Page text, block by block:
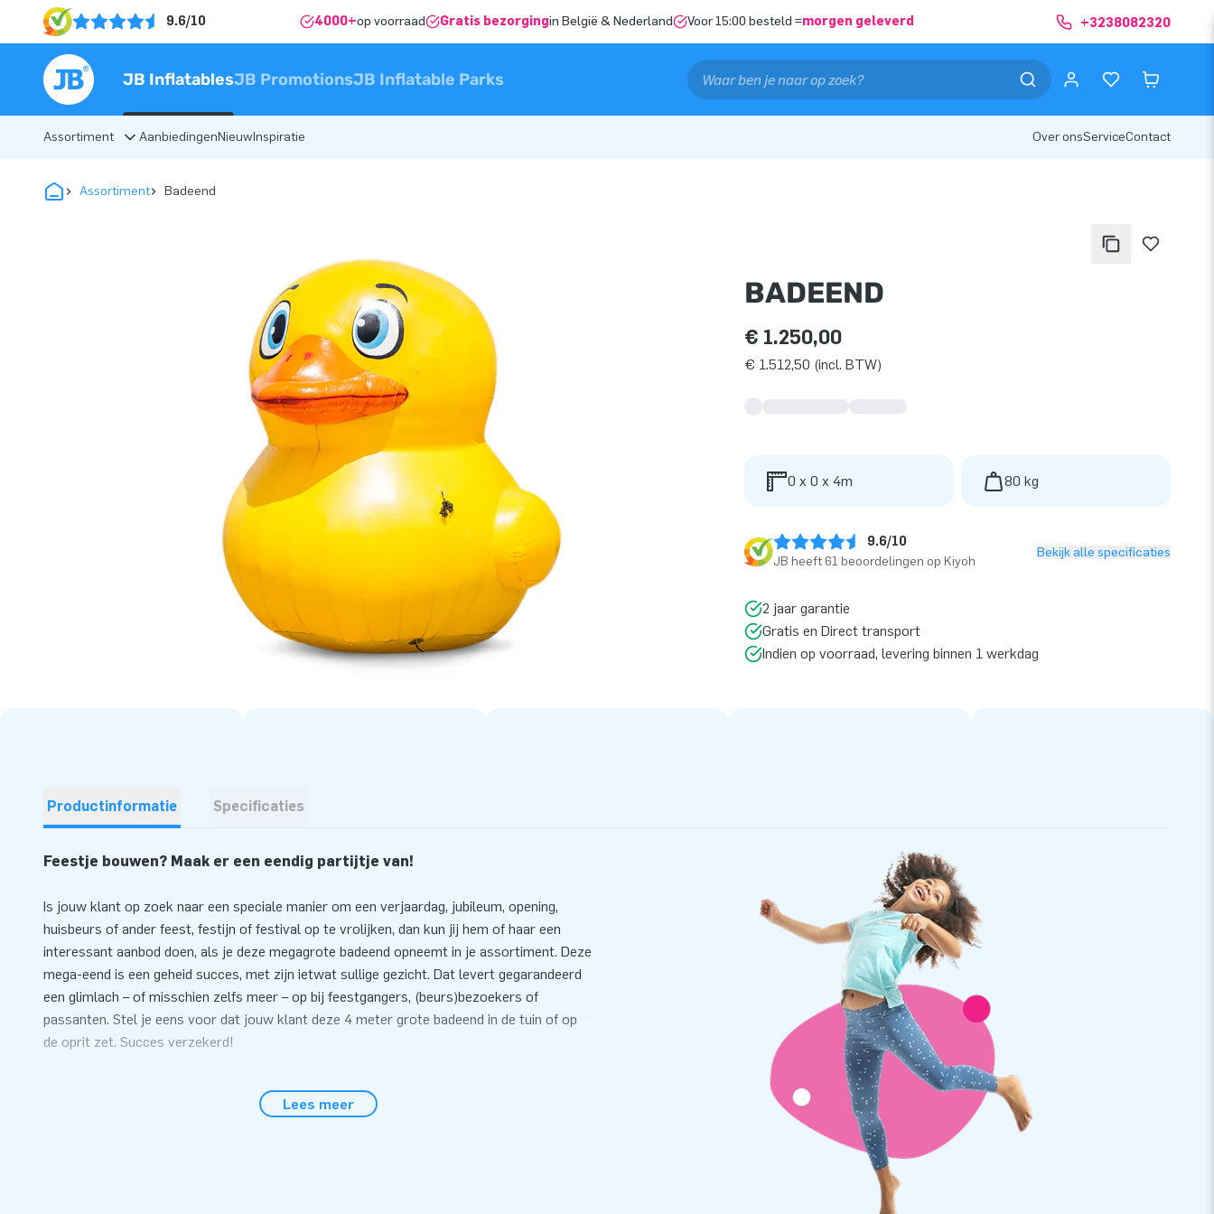
9.6/10 4000+op voorraad Gratis bezorgingin België & Nederland Voor 15:00 besteld =morgen geleverd +3238082320
JB InflatablesJB PromotionsJB Inflatable Parks
Assortiment AanbiedingenNieuwInspiratie Over onsServiceContact
Assortiment Badeend
BADEEND
€ 1.250,00
€ 1.512,50 (incl. BTW)
0 x 0 x 4m 80 kg
9.6/10
JB heeft 61 beoordelingen op Kiyoh
Bekijk alle specificaties
2 jaar garantie
Gratis en Direct transport
Indien op voorraad, levering binnen 1 werkdag
Productinformatie Specificaties
Feestje bouwen? Maak er een eendig partijtje van!
Is jouw klant op zoek naar een speciale manier om een verjaardag, jubileum, opening,
huisbeurs of ander feest, festijn of festival op te vrolijken, dan kun jij hem of haar een
interessant aanbod doen, als je deze megagrote badeend opneemt in je assortiment. Deze
mega-eend is een geheid succes, met zijn ietwat sullige gezicht. Dat levert gegarandeerd
een glimlach – of misschien zelfs meer – op bij feestgangers, (beurs)bezoekers of
passanten. Stel je eens voor dat jouw klant deze 4 meter grote badeend in de tuin of op
de oprit zet. Succes verzekerd!
4 meter hoge eend: snel opgeblazen
Lees meer